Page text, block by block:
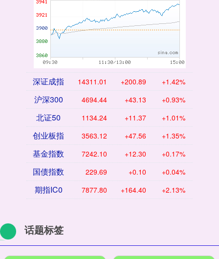
深证成指 14311.01 +200.89 +1.42%
沪深300 4694.44 +43.13 +0.93%
北证50 1134.24 +11.37 +1.01%
创业板指 3563.12 +47.56 +1.35%
基金指数 7242.10 +12.30 +0.17%
国债指数 229.69 +0.10 +0.04%
期指IC0 7877.80 +164.40 +2.13%
话题标签